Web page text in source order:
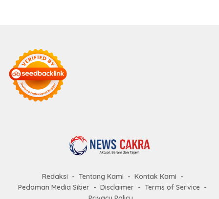
Redaksi Tentang Kami
Kontak Kami
Pedoman Media Siber
Disclaimer
Terms of Service